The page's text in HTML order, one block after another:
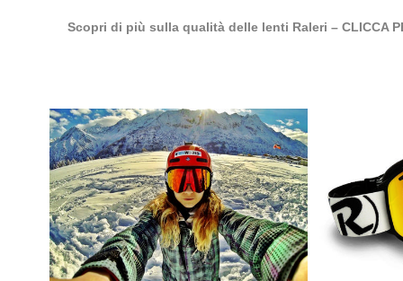
Scopri di più sulla qualità delle lenti Raleri – CLICCA